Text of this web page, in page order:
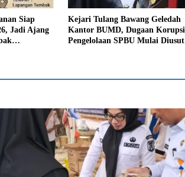
Siap
Jadi Ajang
Kejari Tulang Bawang Geledah
Kantor BUMD, Dugaan Korupsi
Pengelolaan SPBU Mulai Diusut